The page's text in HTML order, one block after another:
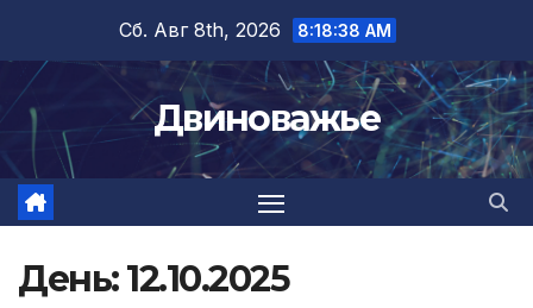
содержимому
Сб. Авг 8th, 2026 8:18:39 AM
Двиноважье
День:12.10.2025